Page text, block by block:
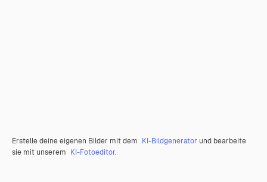
Erstelle deine eigenen Bilder mit dem KI-Bildgenerator und bearbeite
sie mit unserem KI-Fotoeditor.